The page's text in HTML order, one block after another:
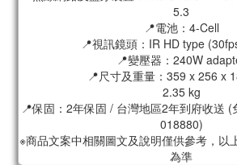
5.3
📍電池：4-Cell
📍視訊鏡頭：IR HD type
📍變壓器：240W
📍尺寸及重量：359 x 256 x
2.35 kg
📍保固：2年保固 / 台灣地區2年到府收送
018880)
※商品文案中相關圖文及說明僅供參考，以
為準